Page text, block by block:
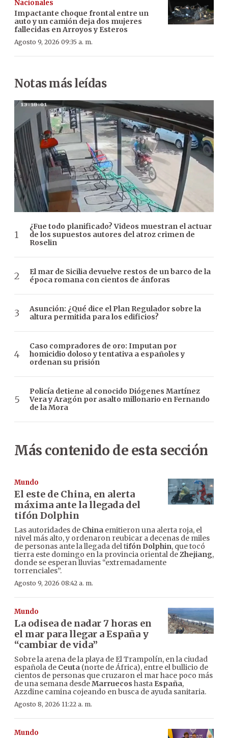
Nacionales
Impactante choque frontal entre un
auto y un camión deja dos mujeres
fallecidas en Arroyos y Esteros
Agosto 9, 2026 09:35 a. m.
Notas más leídas
¿Fue todo planificado? Videos muestran el actuar
de los supuestos autores del atroz crimen de
Roselin
El mar de Sicilia devuelve restos de un barco de la
época romana con cientos de ánforas
Asunción: ¿Qué dice el Plan Regulador sobre la
altura permitida para los edificios?
Caso compradores de oro: Imputan por
homicidio doloso y tentativa a españoles y
ordenan su prisión
Policía detiene al conocido Diógenes Martínez
Vera y Aragón por asalto millonario en Fernando
de la Mora
Más contenido de esta sección
Mundo
El este de China, en alerta
máxima ante la llegada del
tifón Dolphin
Las autoridades de China emitieron una alerta roja, el
nivel más alto, y ordenaron reubicar a decenas de miles
de personas ante la llegada del tifón Dolphin, que tocó
tierra este domingo en la provincia oriental deZhejiang,
donde se esperan lluvias “extremadamente
torrenciales”.
Agosto 9, 2026 08:42 a. m.
Mundo
La odisea de nadar 7 horas en
el mar para llegar a España y
“cambiar de vida”
Sobre la arena de la playa de El Trampolín, en la ciudad
española de Ceuta (norte de África), entre el bullicio de
cientos de personas que cruzaron el mar hace poco más
de una semana desdeMarruecos hasta España,
Azzdine camina cojeando en busca de ayuda sanitaria.
Agosto 8, 2026 11:22 a. m.
Mundo